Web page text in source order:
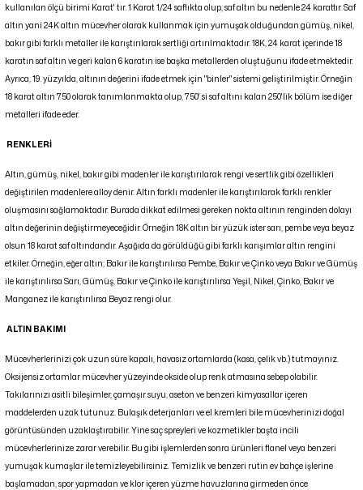
kullanılan ölçü birimi Karat' tır. 1 Karat 1/24 saflıkta olup, saf altın bu nedenle 24 karattır. Saf
altın yani 24K altın mücevher olarak kullanmak için yumuşak olduğundan gümüş, nikel,
bakır gibi farklı metaller ile karıştırılarak sertliği artırılmaktadır. 18K, 24 karat içerinde 18
karatın saf altın ve geri kalan 6 karatın ise başka metallerden oluştuğunu ifade etmektedir.
Ayrıca, 19. yüzyılda, altının değerini ifade etmek için "binler" sistemi geliştirilmiştir. Örneğin
18 karat altın 750 olarak tanımlanmakta olup, 750' si saf altını kalan 250'lik bölüm ise diğer
metalleri ifade eder.
RENKLERİ
Altın, gümüş, nikel, bakır gibi madenler ile karıştırılarak rengi ve sertlik gibi özellikleri
değiştirilen madenlere alloy denir. Altın farklı madenler ile karıştırılarak farklı renkler
oluşmasını sağlamaktadır. Burada dikkat edilmesi gereken nokta altının renginden dolayı
altın değerinin değiştirmeyeceğidir. Örneğin 18K altın bir yüzük ister sarı, pembe veya beyaz
olsun 18 karat saf altındandır. Aşağıda da görüldüğü gibi farklı karışımlar altın rengini
etkiler. Örneğin, eğer altın; Bakır ile karıştırılırsa Pembe, Bakır ve Çinko veya Bakır ve Gümüş
ile karıştırılırsa Sarı, Gümüş, Bakır ve Çinko ile karıştırılırsa Yeşil, Nikel, Çinko, Bakır ve
Manganez ile karıştırılırsa Beyaz rengi olur.
ALTIN BAKIMI
Mücevherlerinizi çok uzun süre kapalı, havasız ortamlarda (kasa, çelik vb.) tutmayınız.
Oksijensiz ortamlar mücevher yüzeyinde okside olup renk atmasına sebep olabilir.
Takılarınızı asitli bileşimler, çamaşır suyu, aseton ve benzeri kimyasallar içeren
maddelerden uzak tutunuz. Bulaşık deterjanları ve el kremleri bile mücevherinizi doğal
görüntüsünden uzaklaştırabilir. Yine saç spreyleri ve kozmetikler başta incili
mücevherlerinize zarar verebilir. Bu gibi işlemlerden sonra ürünleri flanel veya benzeri
yumuşak kumaşlar ile temizleyebilirsiniz. Temizlik ve benzeri rutin ev bahçe işlerine
başlamadan, spor yapmadan ve klor içeren yüzme havuzlarına girmeden önce